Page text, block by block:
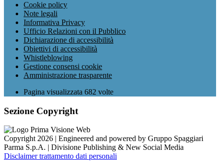
Cookie policy
Note legali
Informativa Privacy
Ufficio Relazioni con il Pubblico
Dichiarazione di accessibilità
Obiettivi di accessibilità
Whistleblowing
Gestione consensi cookie
Amministrazione trasparente
Pagina visualizzata 682 volte
Sezione Copyright
Copyright 2026 | Engineered and powered by Gruppo Spaggiari
Parma S.p.A. | Divisione Publishing & New Social Media
Disclaimer trattamento dati personali